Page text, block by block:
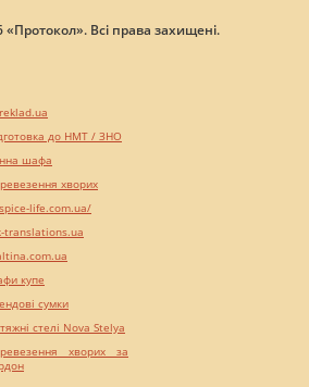
Всі права захищені.
до НМТ / ЗНО
шафа
хворих
life.com.ua/
translations.ua
купе
сумки
стелі Nova Stelya
хворих за